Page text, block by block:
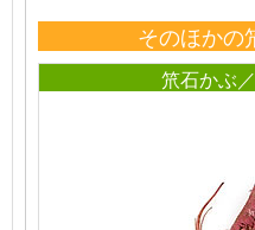
そのほかの
笊石かぶ